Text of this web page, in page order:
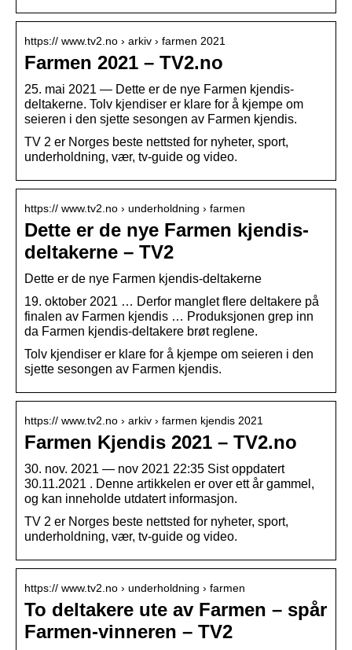
https:// www.tv2.no › arkiv › farmen 2021
Farmen 2021 – TV2.no
25. mai 2021 — Dette er de nye Farmen kjendis-
deltakerne. Tolv kjendiser er klare for å kjempe om
seieren i den sjette sesongen av Farmen kjendis.
TV 2 er Norges beste nettsted for nyheter, sport,
underholdning, vær, tv-guide og video.
https:// www.tv2.no › underholdning › farmen
Dette er de nye Farmen kjendis-
deltakerne – TV2
Dette er de nye Farmen kjendis-deltakerne
19. oktober 2021 … Derfor manglet flere deltakere på
finalen av Farmen kjendis … Produksjonen grep inn
da Farmen kjendis-deltakere brøt reglene.
Tolv kjendiser er klare for å kjempe om seieren i den
sjette sesongen av Farmen kjendis.
https:// www.tv2.no › arkiv › farmen kjendis 2021
Farmen Kjendis 2021 – TV2.no
30. nov. 2021 — nov 2021 22:35 Sist oppdatert
30.11.2021 . Denne artikkelen er over ett år gammel,
og kan inneholde utdatert informasjon.
TV 2 er Norges beste nettsted for nyheter, sport,
underholdning, vær, tv-guide og video.
https:// www.tv2.no › underholdning › farmen
To deltakere ute av Farmen – spår
Farmen-vinneren – TV2